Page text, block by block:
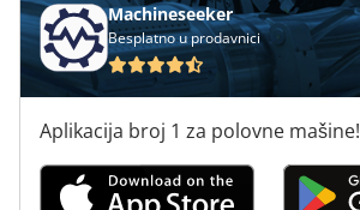
Machineseeker
Besplatno u prodavnici
Aplikacija broj 1 za polovne mašine!